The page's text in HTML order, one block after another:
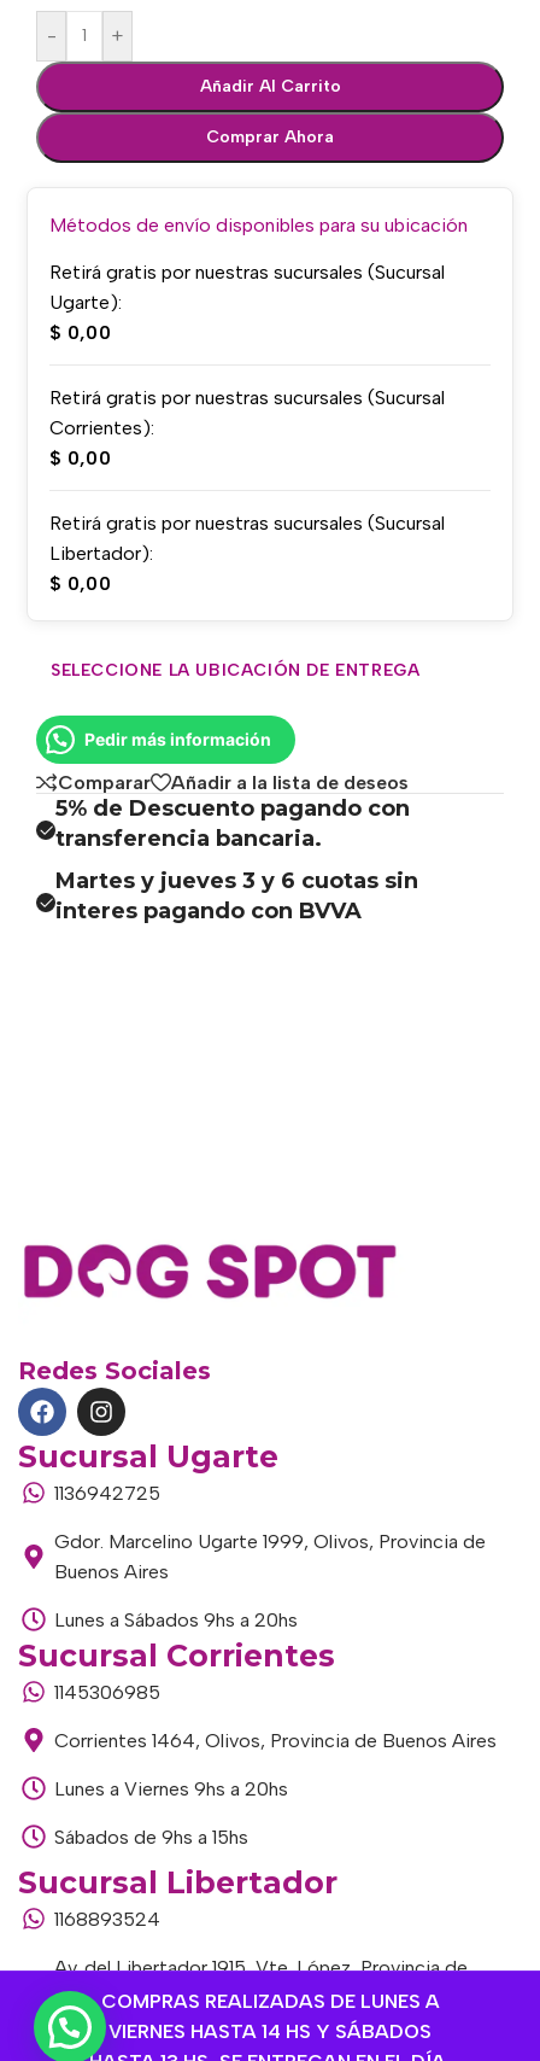
COMPRAS REALIZADAS DE LUNES A
VIERNES HASTA 14 HS Y SÁBADOS
- +
Añadir Al Carrito
Comprar Ahora
Métodos de envío disponibles para su ubicación
Retirá gratis por nuestras sucursales (Sucursal
Ugarte):
$ 0,00
Retirá gratis por nuestras sucursales (Sucursal
Corrientes):
$ 0,00
Retirá gratis por nuestras sucursales (Sucursal
Libertador):
$ 0,00
SELECCIONE LA UBICACIÓN DE ENTREGA
Pedir más información
Comparar Añadir a la lista de deseos
5% de Descuento pagando con
transferencia bancaria.
Martes y jueves 3 y 6 cuotas sin
interes pagando con BVVA
Redes Sociales
Sucursal Ugarte
1136942725
Gdor. Marcelino Ugarte 1999, Olivos, Provincia de
Buenos Aires
Lunes a Sábados 9hs a 20hs
Sucursal Corrientes
1145306985
Corrientes 1464, Olivos, Provincia de Buenos Aires
Lunes a Viernes 9hs a 20hs
Sábados de 9hs a 15hs
Sucursal Libertador
1168893524
Av. del Libertador 1915, Vte. López, Provincia de
Buenos Aires
Lunes a Viernes de 9hs a 13hs / 16hs a 20hs